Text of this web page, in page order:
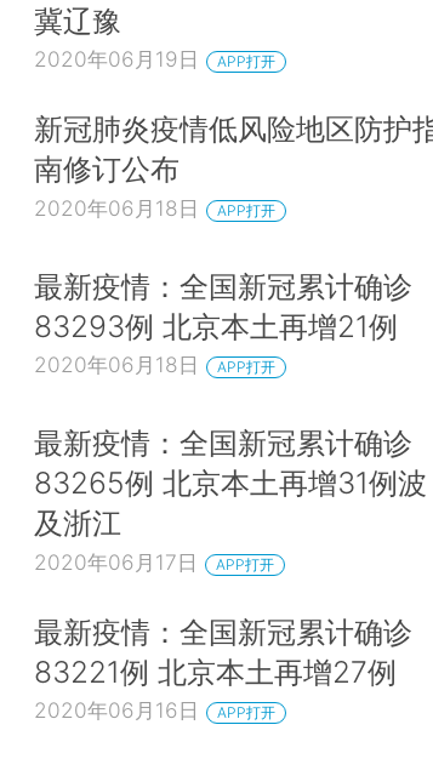
冀辽豫
2020年06月19日 APP打开
新冠肺炎疫情低风险地区防护
南修订公布
2020年06月18日 APP打开
最新疫情：全国新冠累计确诊
83293例 北京本土再增21例
2020年06月18日 APP打开
最新疫情：全国新冠累计确诊
83265例 北京本土再增31例波
及浙江
2020年06月17日 APP打开
最新疫情：全国新冠累计确诊
83221例 北京本土再增27例
2020年06月16日 APP打开